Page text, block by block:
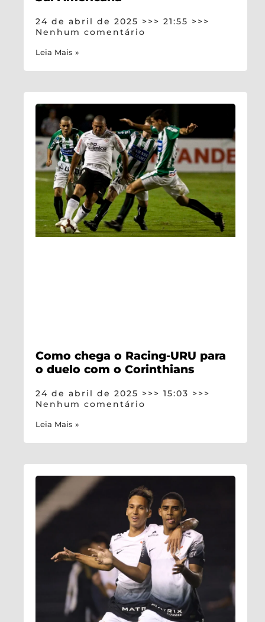
24 de abril de 2025
21:55
Nenhum comentário
Leia Mais »
Como chega o Racing-URU para
o duelo com o Corinthians
24 de abril de 2025
15:03
Nenhum comentário
Leia Mais »